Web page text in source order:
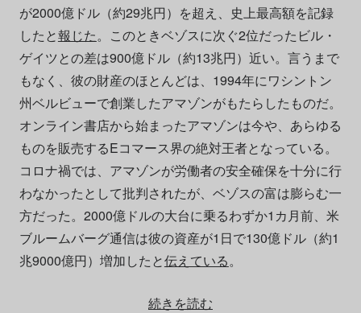
が2000億ドル（約29兆円）を超え、史上最高額を記録
したと報じた。このときベゾスに次ぐ2位だったビル・
ゲイツとの差は900億ドル（約13兆円）近い。言うまで
もなく、彼の財産のほとんどは、1994年にワシントン
州ベルビューで創業したアマゾンがもたらしたものだ。
オンライン書店から始まったアマゾンは今や、あらゆる
ものを販売するEコマース界の絶対王者となっている。
コロナ禍では、アマゾンが労働者の安全確保を十分に行
わなかったとして批判されたが、ベゾスの富は膨らむ一
方だった。2000億ドルの大台に乗るわずか1カ月前、米
ブルームバーグ通信は彼の資産が1日で130億ドル（約1
兆9000億円）増加したと伝えている。
続きを読む